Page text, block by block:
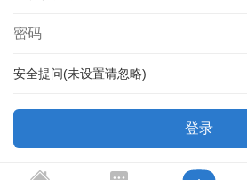
安全提问(未设置请忽略)
登录